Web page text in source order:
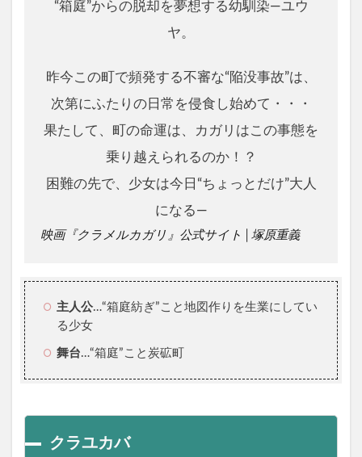
“箱庭”からの脱却を夢想する幼馴染―ユウ
ヤ。
昨今この町で頻発する不審な“陥没事故”は、
次第にふたりの日常を侵食し始めて・・・
果たして、町の命運は、カガリはこの事態を
乗り越えられるのか！？
困難の先で、少女は今日“ちょっとだけ”大人
になる―
映画『クラメルカガリ』公式サイト│塚原重義
主人公…“箱庭紡ぎ”こと地図作りを生業にしてい
る少女
舞台…“箱庭”こと炭砿町
クラユカバ